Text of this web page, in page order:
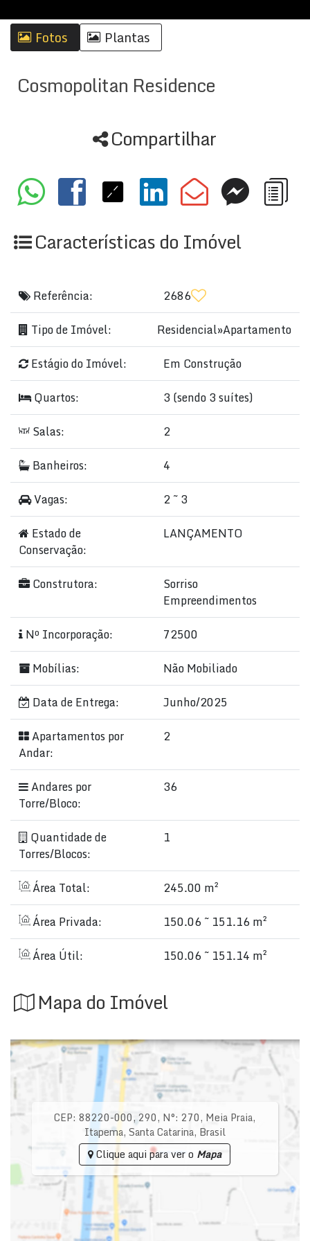
Fotos Plantas
Cosmopolitan Residence
Compartilhar
Características do Imóvel
Referência:
2686
Tipo de Imóvel:
Residencial»Apartamento
Estágio do Imóvel:
Em Construção
Quartos:
3 (sendo 3 suítes)
Salas:
2
Banheiros:
4
Vagas:
2 ~ 3
Estado de
Conservação:
LANÇAMENTO
Construtora:
Sorriso
Empreendimentos
Nº Incorporação:
72500
Mobílias:
Não Mobiliado
Data de Entrega:
Junho/2025
Apartamentos por
Andar:
2
Andares por
Torre/Bloco:
36
Quantidade de
Torres/Blocos:
1
Área Total:
245.00 m²
Área Privada:
150.06 ~ 151.16 m²
Área Útil:
150.06 ~ 151.14 m²
Mapa do Imóvel
CEP: 88220-000,290, N°: 270, Meia Praia,
Itapema, Santa Catarina, Brasil
Clique aqui para ver o Mapa